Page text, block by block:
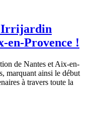
Irrijardin
en-Provence !
de Nantes et Aix-en-
marquant ainsi le début
à travers toute la